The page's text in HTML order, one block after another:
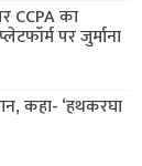
CCPA का
पर जुर्माना
कहा- ‘हथकरघा